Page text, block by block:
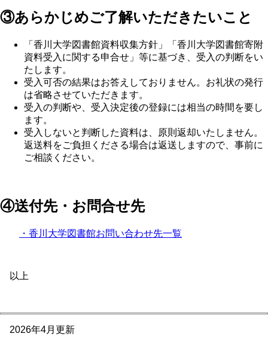
③あらかじめご了解いただきたいこと
「香川大学図書館資料収集方針」「香川大学図書館寄附
資料受入に関する申合せ」等に基づき、受入の判断をい
たします。
受入可否の結果はお答えしておりません。お礼状の発行
は省略させていただきます。
受入の判断や、受入決定後の登録には相当の時間を要し
ます。
受入しないと判断した資料は、原則返却いたしません。
返送料をご負担くださる場合は返送しますので、事前に
ご相談ください。
④送付先・お問合せ先
・香川大学図書館お問い合わせ先一覧
以上
2026年4月更新